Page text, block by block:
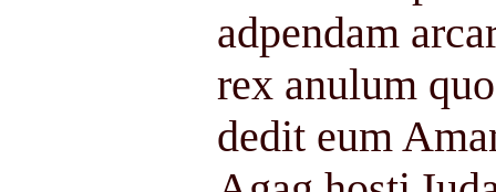
adpendam
rex anulum
dedit eum